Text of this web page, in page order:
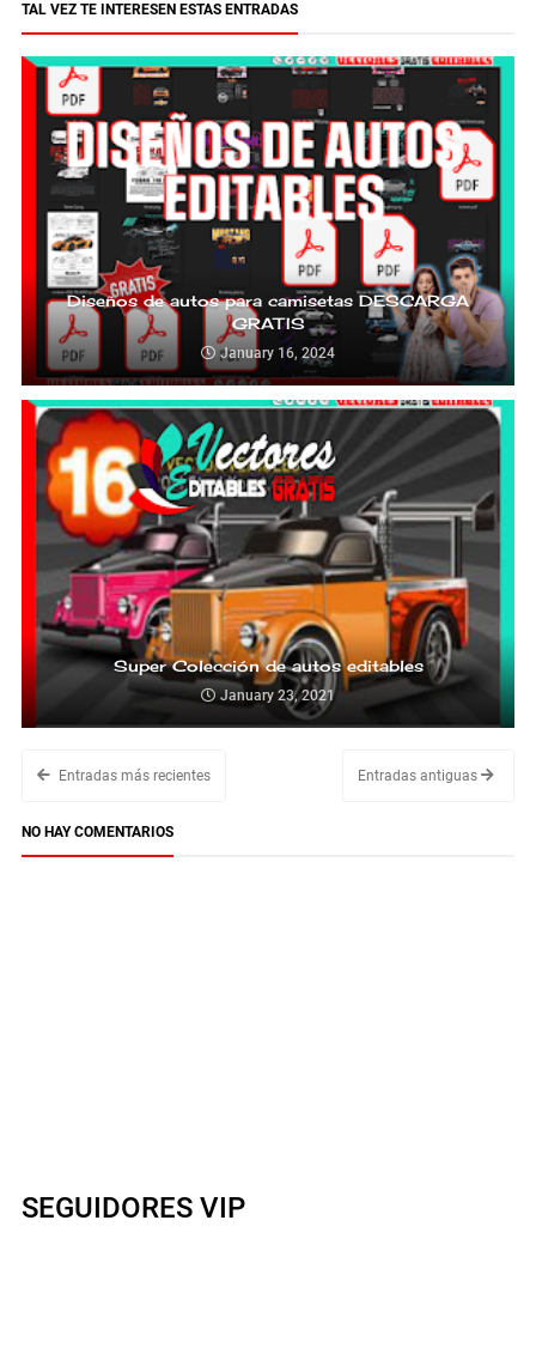
TAL VEZ TE INTERESEN ESTAS ENTRADAS
Diseños de autos para camisetas DESCARGA
GRATIS
January 16, 2024
Super Colección de autos editables
January 23, 2021
Entradas más recientes Entradas antiguas
NO HAY COMENTARIOS
SEGUIDORES VIP